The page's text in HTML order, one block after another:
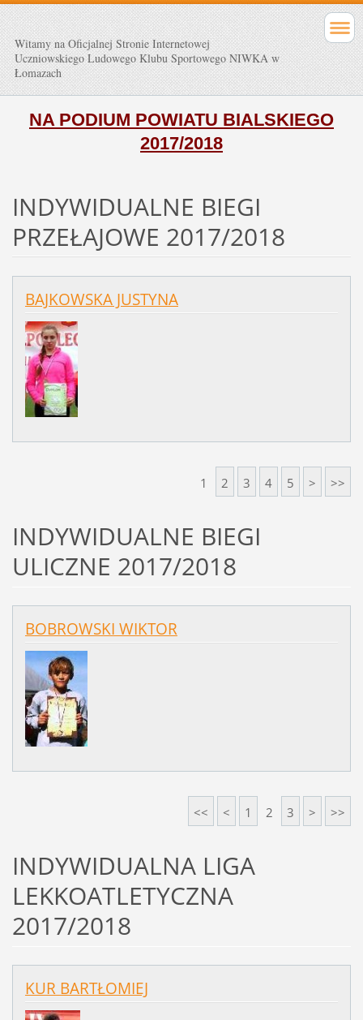
Witamy na Oficjalnej Stronie Internetowej
Uczniowskiego Ludowego Klubu Sportowego NIWKA w
Łomazach
NA PODIUM POWIATU BIALSKIEGO
2017/2018
INDYWIDUALNE BIEGI
PRZEŁAJOWE 2017/2018
BAJKOWSKA JUSTYNA
1 2 3 4 5 > >>
INDYWIDUALNE BIEGI
ULICZNE 2017/2018
BOBROWSKI WIKTOR
<< < 1 2 3 > >>
INDYWIDUALNA LIGA
LEKKOATLETYCZNA
2017/2018
KUR BARTŁOMIEJ